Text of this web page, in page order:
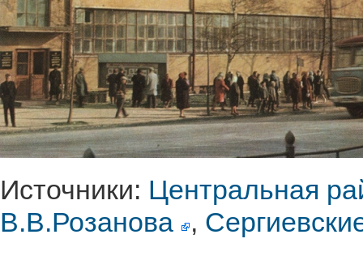
Источники: Центральная
В.В.Розанова
,